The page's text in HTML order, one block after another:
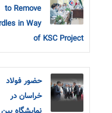
to Remove
in Way
of KSC Project
حضور فولاد
خراسان در